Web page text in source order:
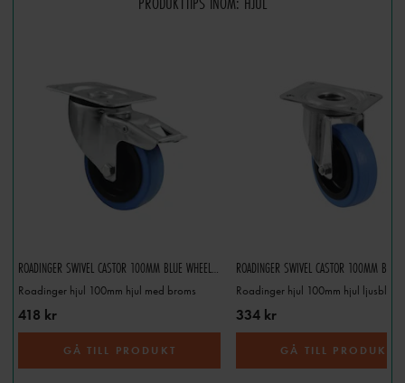
ROADINGER SWIVEL CASTOR 100MM BLUE WHEEL WITH BRAKE
Roadinger hjul 100mm hjul med broms
418 kr
GÅ TILL PRODUKT
Roadinger hjul 100mm hjul ljusblå
334 kr
GÅ TILL PRODUKT